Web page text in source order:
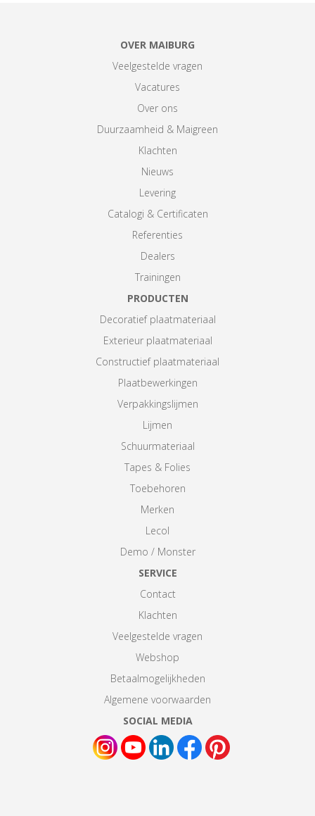
OVER MAIBURG
Veelgestelde vragen
Vacatures
Over ons
Duurzaamheid & Maigreen
Klachten
Nieuws
Levering
Catalogi & Certificaten
Referenties
Dealers
Trainingen
PRODUCTEN
Decoratief plaatmateriaal
Exterieur plaatmateriaal
Constructief plaatmateriaal
Plaatbewerkingen
Verpakkingslijmen
Lijmen
Schuurmateriaal
Tapes & Folies
Toebehoren
Merken
Lecol
Demo / Monster
SERVICE
Contact
Klachten
Veelgestelde vragen
Webshop
Betaalmogelijkheden
Algemene voorwaarden
SOCIAL MEDIA